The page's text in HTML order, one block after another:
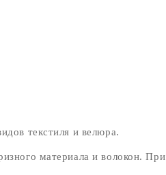
текстиля и велюра.
материала и волокон.